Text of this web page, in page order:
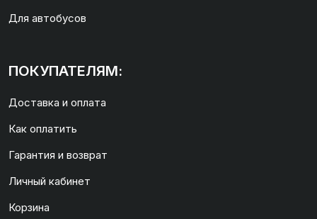
Для автобусов
ПОКУПАТЕЛЯМ:
Доставка и оплата
Как оплатить
Гарантия и возврат
Личный кабинет
Корзина